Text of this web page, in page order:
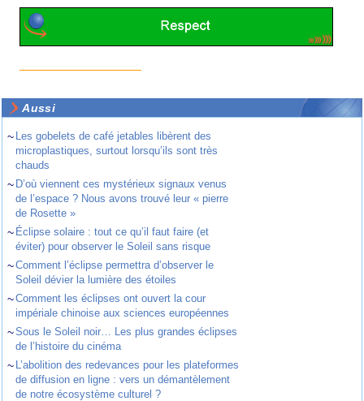
Aussi
~ Les gobelets de café jetables libèrent des
microplastiques, surtout lorsqu’ils sont très
chauds
~ D’où viennent ces mystérieux signaux venus
de l’espace ? Nous avons trouvé leur « pierre
de Rosette »
~ Éclipse solaire : tout ce qu’il faut faire (et
éviter) pour observer le Soleil sans risque
~Comment l’éclipse permettra d’observer le
Soleil dévier la lumière des étoiles
~Comment les éclipses ont ouvert la cour
impériale chinoise aux sciences européennes
~Sous le Soleil noir… Les plus grandes éclipses
de l’histoire du cinéma
~ L’abolition des redevances pour les plateformes
de diffusion en ligne : vers un démantèlement
de notre écosystème culturel ?